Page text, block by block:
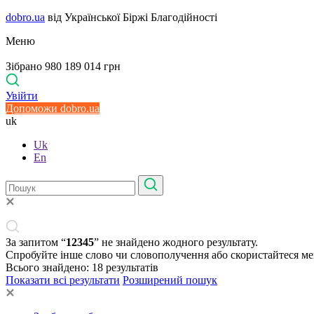
dobro.ua від Української Біржі Благодійності
Меню
Зібрано 980 189 014 грн
Увійти
Допоможи dobro.ua
uk
Uk
En
За запитом “12345” не знайдено жодного результату.
Спробуйте інше слово чи словополучення або скористайтеся
Всього знайдено: 18 результатів
Показати всі результати Розширений пошук